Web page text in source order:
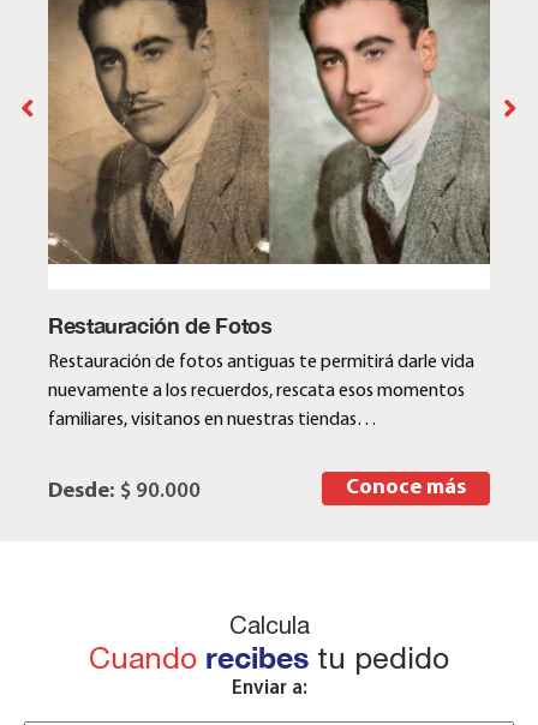
Restauración de Fotos
Restauración de fotos antiguas te permitirá darle vida
nuevamente a los recuerdos, rescata esos momentos
familiares, visitanos en nuestras tiendas…
Desde: $ 90.000 Conoce más
Calcula
Cuando recibes tu pedido
Enviar a: